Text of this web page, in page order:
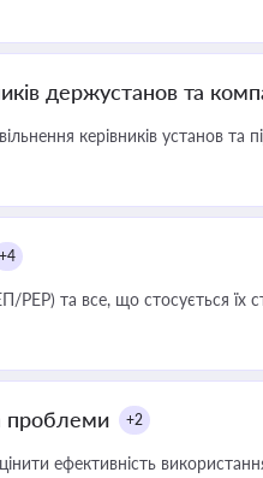
держустанов та
керівників установ та
+4
PEP) та все, що стосується їх
проблеми +2
ефективність